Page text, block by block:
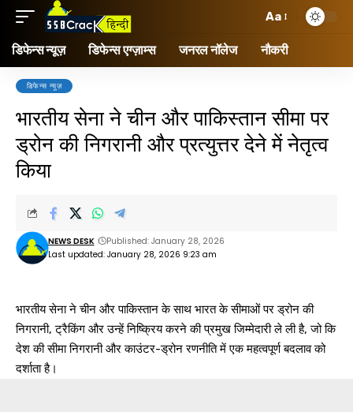
Aa
डिफेन्स न्यूज़ डिफेन्स एग्ज़ाम्स जनरल नॉलेज नौकरी
डिफेन्स न्यूज़
भारतीय सेना ने चीन और पाकिस्तान सीमा पर
ड्रोन की निगरानी और प्रत्युत्तर देने में नेतृत्व
किया
Last updated: January 28, 2026 9:23 am
NEWS DESK Published: January 28, 2026
भारतीय सेना ने चीन और पाकिस्तान के साथ भारत के सीमाओं पर ड्रोन की
निगरानी, ट्रैकिंग और उन्हें निष्क्रिय करने की प्रमुख जिम्मेदारी ले ली है, जो कि
देश की सीमा निगरानी और काउंटर-ड्रोन रणनीति में एक महत्वपूर्ण बदलाव को
दर्शाता है।